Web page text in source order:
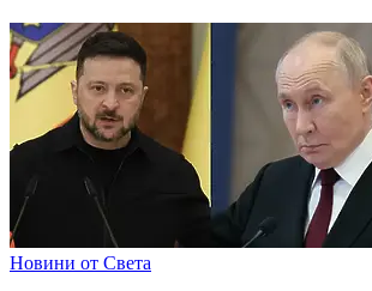
Новини от Света